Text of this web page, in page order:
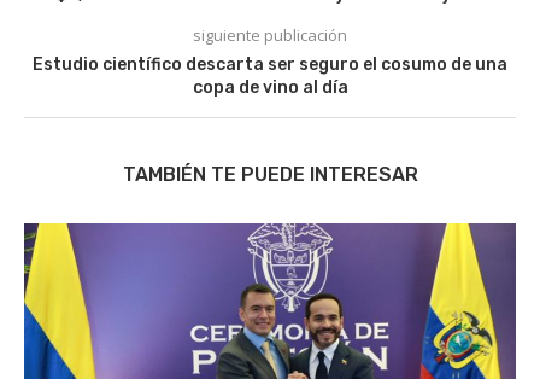
siguiente publicación
Estudio científico descarta ser seguro el cosumo de una
copa de vino al día
TAMBIÉN TE PUEDE INTERESAR